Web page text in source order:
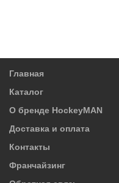
Главная
Каталог
О бренде HockeyMAN
Доставка и оплата
Контакты
Франчайзинг